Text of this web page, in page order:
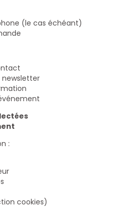
(le cas échéant)
:
cookies)